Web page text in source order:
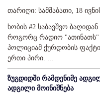
თარიღი: სამშაბათი, 18
ხობის #2 საბავშვო
როგორც რადიო "ათინათს"
პოლიციამ ქურდობის ფაქტი
ერთი პირი. ...
ზუგდიდში რამდენიმე
ადგილი მოინიშნება